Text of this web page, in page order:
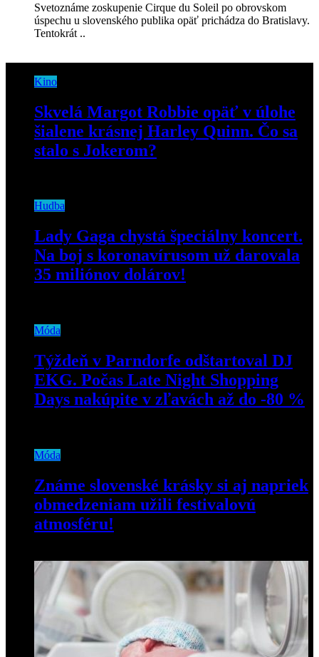
Svetoznáme zoskupenie Cirque du Soleil po obrovskom
úspechu u slovenského publika opäť prichádza do Bratislavy.
Tentokrát ..
Kino
Skvelá Margot Robbie opäť v úlohe
šialene krásnej Harley Quinn. Čo sa
stalo s Jokerom?
Hudba
Lady Gaga chystá špeciálny koncert.
Na boj s koronavírusom už darovala
35 miliónov dolárov!
Móda
Týždeň v Parndorfe odštartoval DJ
EKG. Počas Late Night Shopping
Days nakúpite v zľavách až do -80 %
Móda
Známe slovenské krásky si aj napriek
obmedzeniam užili festivalovú
atmosféru!